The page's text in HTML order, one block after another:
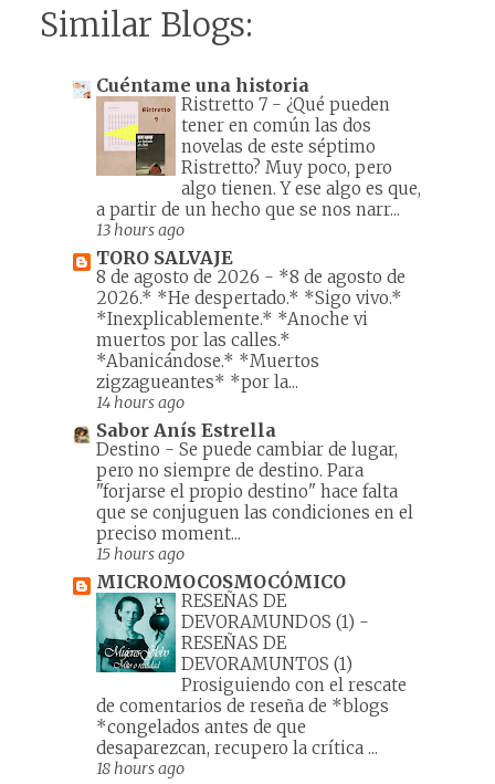
Similar Blogs:
Cuéntame una historia
Ristretto 7 - ¿Qué pueden
tener en común las dos
novelas de este séptimo
Ristretto? Muy poco, pero
algo tienen. Y ese algo es que,
a partir de un hecho que se nos narr...
13 hours ago
TORO SALVAJE
8 de agosto de 2026 - *8 de agosto de
2026.* *He despertado.* *Sigo vivo.*
*Inexplicablemente.* *Anoche vi
muertos por las calles.*
*Abanicándose.* *Muertos
zigzagueantes* *por la...
14 hours ago
Sabor Anís Estrella
Destino - Se puede cambiar de lugar,
pero no siempre de destino. Para
"forjarse el propio destino" hace falta
que se conjuguen las condiciones en el
preciso moment...
15 hours ago
MICROMOCOSMOCÓMICO
RESEÑAS DE
DEVORAMUNDOS (1) -
RESEÑAS DE
DEVORAMUNTOS (1)
Prosiguiendo con el rescate
de comentarios de reseña de *blogs
*congelados antes de que
desaparezcan, recupero la crítica ...
18 hours ago